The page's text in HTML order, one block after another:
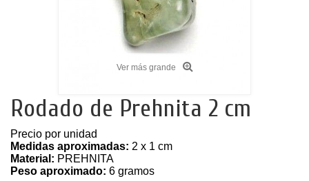
Ver más grande
Rodado de Prehnita 2 cm
Precio por unidad
Medidas aproximadas: 2 x 1 cm
Material: PREHNITA
Peso aproximado: 6 gramos